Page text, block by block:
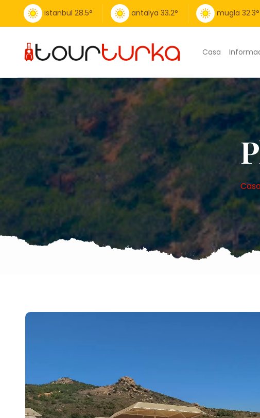
istanbul 28.5° antalya 33.2° mugla 32.3°
Casa